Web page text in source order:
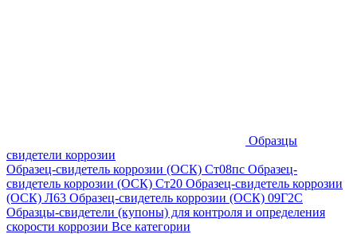
Образцы
свидетели коррозии
Образец-свидетель коррозии (ОСК) Ст08пс Образец-
свидетель коррозии (ОСК) Ст20 Образец-свидетель коррозии
(ОСК) Л63 Образец-свидетель коррозии (ОСК) 09Г2С
Образцы-свидетели (купоны) для контроля и определения
скорости коррозии Все категории